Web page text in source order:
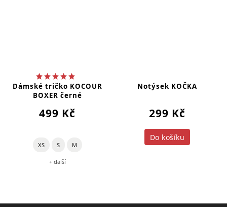
Dámské tričko KOCOUR
BOXER černé
499 Kč
XS S M
+ další
Notýsek KOČKA
299 Kč
Do košíku